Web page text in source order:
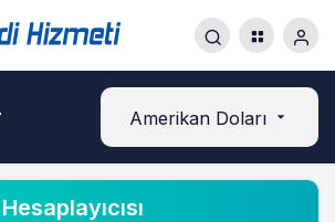
Amerikan Doları